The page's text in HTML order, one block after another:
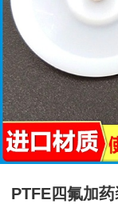
PTFE四氟加